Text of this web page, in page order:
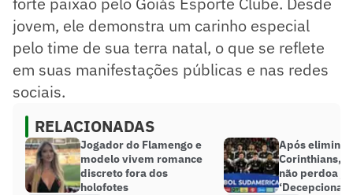
jovem, ele demonstra um carinho especial
pelo time de sua terra natal, o que se reflete
em suas manifestações públicas e nas redes
sociais.
RELACIONADAS
Jogador do Flamengo e
modelo vivem romance
discreto fora dos
holofotes
Após
Corinthians,
não perdoa